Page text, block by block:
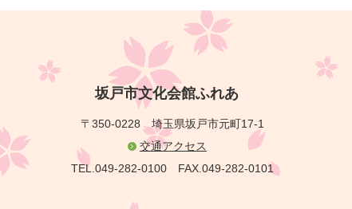
坂戸市文化会館ふれあ
〒350-0228 埼玉県坂戸市元町17-1
交通アクセス
TEL.049-282-0100 FAX.049-282-0101